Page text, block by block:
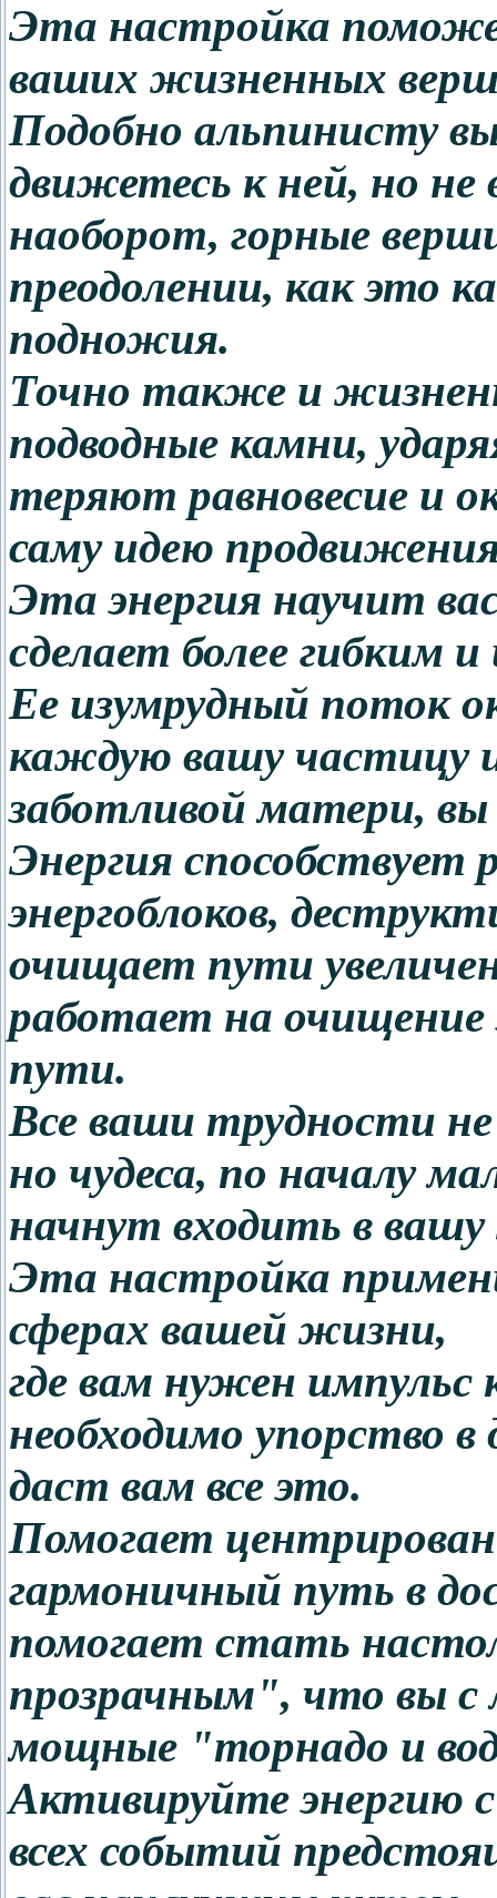
Эта настройка
ваших жизненных
Подобно альпинисту
движетесь к ней, но не
наоборот, горные
преодолении, как это
подножия.
Точно также и
подводные камни,
теряют равновесие и
саму идею
Эта энергия научит
сделает более гибким
Ее изумрудный поток
каждую вашу частицу и
заботливой матери, вы
Энергия способствует
энергоблоков,
очищает пути
работает на очищение
пути.
Все ваши трудности
но чудеса, по началу
начнут входить в
Эта настройка
сферах вашей жизни,
где вам нужен импульс
необходимо упорство
даст вам все это.
Помогает
гармоничный путь в
помогает стать
прозрачным", что вы с
мощные "торнадо и
Активируйте энергию
всех событий